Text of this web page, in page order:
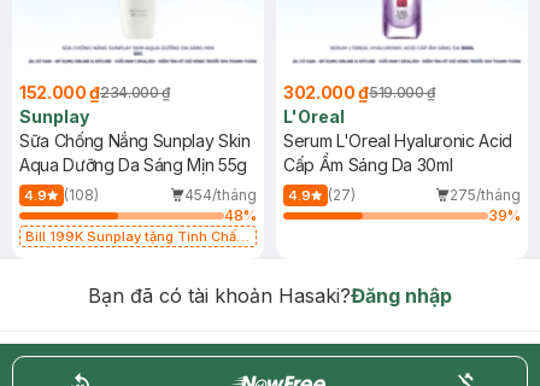
152.000 ₫234.000 ₫
Sunplay
Sữa Chống Nắng Sunplay Skin
Aqua Dưỡng Da Sáng Mịn 55g
4.9 (108)
454/tháng
48%
Bill 199K Sunplay tặng Tinh Chất
302.000 ₫519.000 ₫
L'Oreal
Serum L'Oreal Hyaluronic Acid
Cấp Ẩm Sáng Da 30ml
4.9 (27)
275/tháng
39%
Bạn đã có tài khoản Hasaki?Đăng nhập